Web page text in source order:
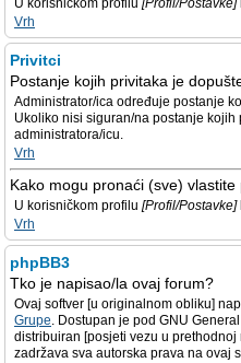
U korisničkom profilu [Profil/Postavke]
Vrh
Privitci
Postanje kojih privitaka je
Administrator/ica određuje postanje
Ukoliko nisi siguran/na postanje
administratora/icu.
Vrh
Kako mogu pronaći (sve) vlastite
U korisničkom profilu [Profil/Postavke]
Vrh
phpBB3
Tko je napisao/la ovaj forum?
Ovaj softver [u originalnom obliku]
Grupe. Dostupan je pod GNU
distribuiran [posjeti vezu u
zadržava sva autorska prava na ovaj